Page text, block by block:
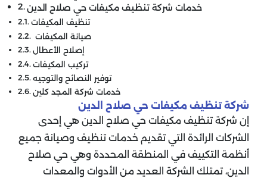
خدمات شركة تنظيف مكيفات حي صلاح الدين
تنظيف المكيفات
صيانة المكيفات
إصلاح الأعطال
تركيب المكيفات
توفير النصائح والتوجيه
خدمات شركة المجد كلين
شركة تنظيف مكيفات حي صلاح الدين
إن شركة تنظيف مكيفات حي صلاح الدين هي إحدى
الشركات الرائدة التي تقديم خدمات تنظيف وصيانة جميع
أنظمة التكييف في المنطقة المحددة وهي حي صلاح
الدين، تمتلك الشركة العديد من الأدوات والمعدات